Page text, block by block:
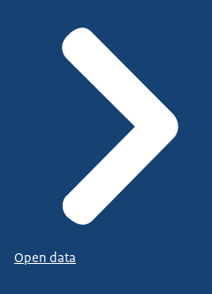
Open data